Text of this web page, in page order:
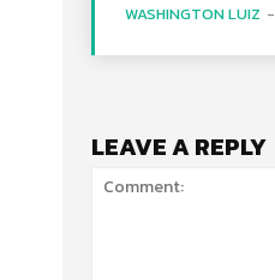
WASHINGTON LUIZ -
LEAVE A REPLY